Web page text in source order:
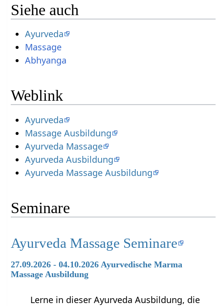
Siehe auch
Ayurveda
Massage
Abhyanga
Weblink
Ayurveda
Massage Ausbildung
Ayurveda Massage
Ayurveda Ausbildung
Ayurveda Massage Ausbildung
Seminare
Ayurveda Massage Seminare
27.09.2026 - 04.10.2026 Ayurvedische Marma
Massage Ausbildung
Lerne in dieser Ayurveda Ausbildung, die